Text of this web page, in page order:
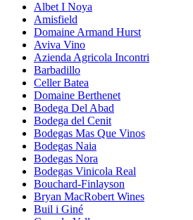
Albet I Noya
Amisfield
Domaine Armand Hurst
Aviva Vino
Azienda Agricola Incontri
Barbadillo
Celler Batea
Domaine Berthenet
Bodega Del Abad
Bodega del Cenit
Bodegas Mas Que Vinos
Bodegas Naia
Bodegas Nora
Bodegas Vinicola Real
Bouchard-Finlayson
Bryan MacRobert Wines
Buil i Giné